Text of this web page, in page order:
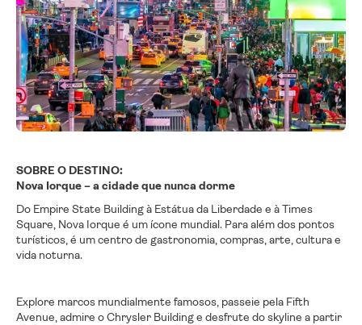
SOBRE O DESTINO:
Nova Iorque – a cidade que nunca dorme
Do Empire State Building à Estátua da Liberdade e à Times
Square, Nova Iorque é um ícone mundial. Para além dos pontos
turísticos, é um centro de gastronomia, compras, arte, cultura e
vida noturna.
Explore marcos mundialmente famosos, passeie pela Fifth
Avenue, admire o Chrysler Building e desfrute do skyline a partir